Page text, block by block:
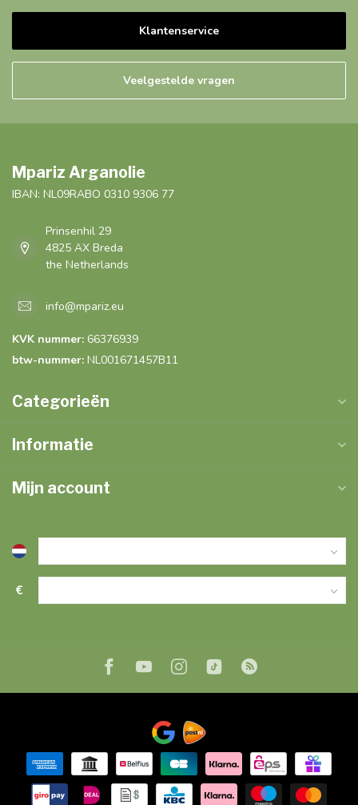
Klantenservice
Veelgestelde vragen
Mpariz Arganolie
IBAN: NL09RABO 0310 9306 77
Prinsenhil 29
4825 AX Breda
the Netherlands
info@mpariz.eu
KVK nummer: 66376939
btw-nummer: NL001671457B11
Categorieën
Informatie
Mijn account
€